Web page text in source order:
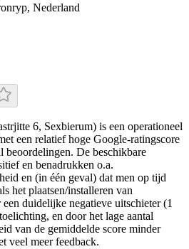
Nederland
6, Sexbierum) is een operationeel
een relatief hoge Google-ratingscore
beoordelingen. De beschikbare
en benadrukken o.a.
en (in één geval) dat men op tijd
het plaatsen/installeren van
duidelijke negatieve uitschieter (1
en door het lage aantal
van de gemiddelde score minder
veel meer feedback.